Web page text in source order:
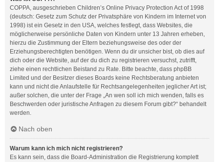
COPPA, ausgeschrieben Children’s Online Privacy Protection Act of 1998
(deutsch: Gesetz zum Schutz der Privatsphäre von Kindern im Internet von
1998) ist ein Gesetz in den USA, welches festlegt, dass Websites, die
möglicherweise persönliche Daten von Kindern unter 13 Jahren erheben,
hierzu die Zustimmung der Eltern beziehungsweise des oder der
Erziehungsberechtigten benötigen. Wenn du dir unsicher bist, ob dies auf
dich oder die Website, auf der du dich zu registrieren versuchst, zutrifft,
ziehe einen rechtlichen Beistand zu Rate. Bitte beachte, dass phpBB
Limited und der Besitzer dieses Boards keine Rechtsberatung anbieten
kann und nicht die Anlaufstelle für Rechtsangelegenheiten jeglicher Art ist;
außer solchen, die unter der Frage „An wen soll ich mich wenden, falls es
Beschwerden oder juristische Anfragen zu diesem Forum gibt?“ behandelt
werden.
Nach oben
Warum kann ich mich nicht registrieren?
Es kann sein, dass die Board-Administration die Registrierung komplett